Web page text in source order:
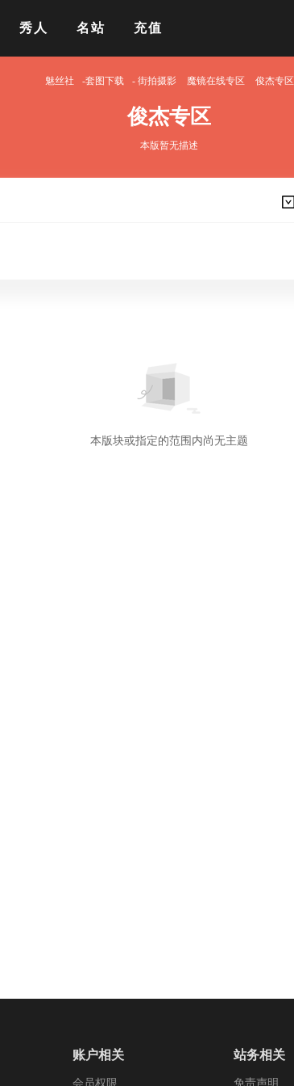
秀人 名站 充值
魅丝社 -套图下载 - 街拍摄影 魔镜在线专区 俊杰专区
俊杰专区
本版暂无描述
本版块或指定的范围内尚无主题
账户相关
会员权限
站务相关
免责声明